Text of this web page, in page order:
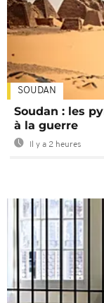
SOUDAN
Soudan : les
à la guerre
Il y a 2 heures